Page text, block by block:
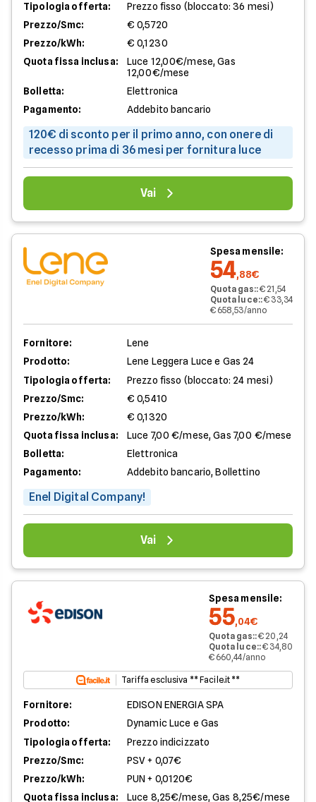
Tipologia offerta:
Prezzo fisso (bloccato: 36 mesi)
Prezzo/Smc:
€ 0,5720
Prezzo/kWh:
€ 0,1230
Quota fissa inclusa:
Luce 12,00€/mese, Gas
12,00€/mese
Bolletta:
Elettronica
Pagamento:
Addebito bancario
120€ di sconto per il primo anno, con onere di
recesso prima di 36 mesi per fornitura luce
Vai
Spesa mensile:
54,88€
Quota gas::€ 21,54
Quota luce::€ 33,34
€ 658,53/anno
Fornitore:
Lene
Prodotto:
Lene Leggera Luce e Gas 24
Tipologia offerta:
Prezzo fisso (bloccato: 24 mesi)
Prezzo/Smc:
€ 0,5410
Prezzo/kWh:
€ 0,1320
Quota fissa inclusa:
Luce 7,00 €/mese, Gas 7,00 €/mese
Bolletta:
Elettronica
Pagamento:
Addebito bancario, Bollettino
Enel Digital Company!
Vai
Spesa mensile:
55,04€
Quota gas::€ 20,24
Quota luce::€ 34,80
€ 660,44/anno
Tariffa esclusiva ** Facile.it **
Fornitore:
EDISON ENERGIA SPA
Prodotto:
Dynamic Luce e Gas
Tipologia offerta:
Prezzo indicizzato
Prezzo/Smc:
PSV + 0,07€
Prezzo/kWh:
PUN + 0,0120€
Quota fissa inclusa:
Luce 8,25€/mese, Gas 8,25€/mese